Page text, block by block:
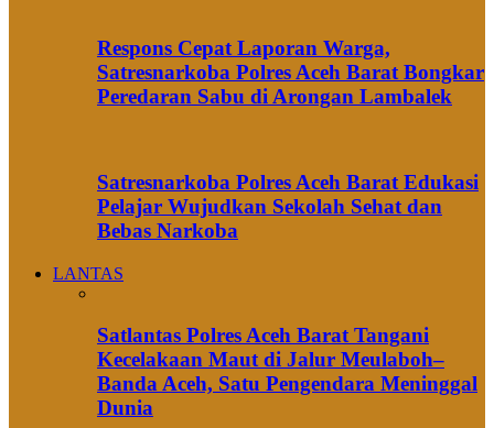
Respons Cepat Laporan Warga,
Satresnarkoba Polres Aceh Barat Bongkar
Peredaran Sabu di Arongan Lambalek
Satresnarkoba Polres Aceh Barat Edukasi
Pelajar Wujudkan Sekolah Sehat dan
Bebas Narkoba
LANTAS
Satlantas Polres Aceh Barat Tangani
Kecelakaan Maut di Jalur Meulaboh–
Banda Aceh, Satu Pengendara Meninggal
Dunia